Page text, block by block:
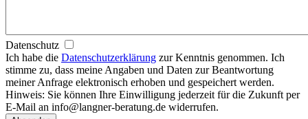
Datenschutz
Ich habe die Datenschutzerklärung zur Kenntnis genommen. Ich
stimme zu, dass meine Angaben und Daten zur Beantwortung
meiner Anfrage elektronisch erhoben und gespeichert werden.
Hinweis: Sie können Ihre Einwilligung jederzeit für die Zukunft per
E-Mail an info@langner-beratung.de widerrufen.